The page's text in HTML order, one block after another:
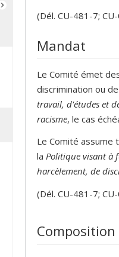
(Dél. CU-481-7;
Mandat
Le Comité émet
discrimination ou
travail, d'études et
racisme, le cas
Le Comité assume
la Politique visant à
harcèlement, de
(Dél. CU-481-7;
Composition